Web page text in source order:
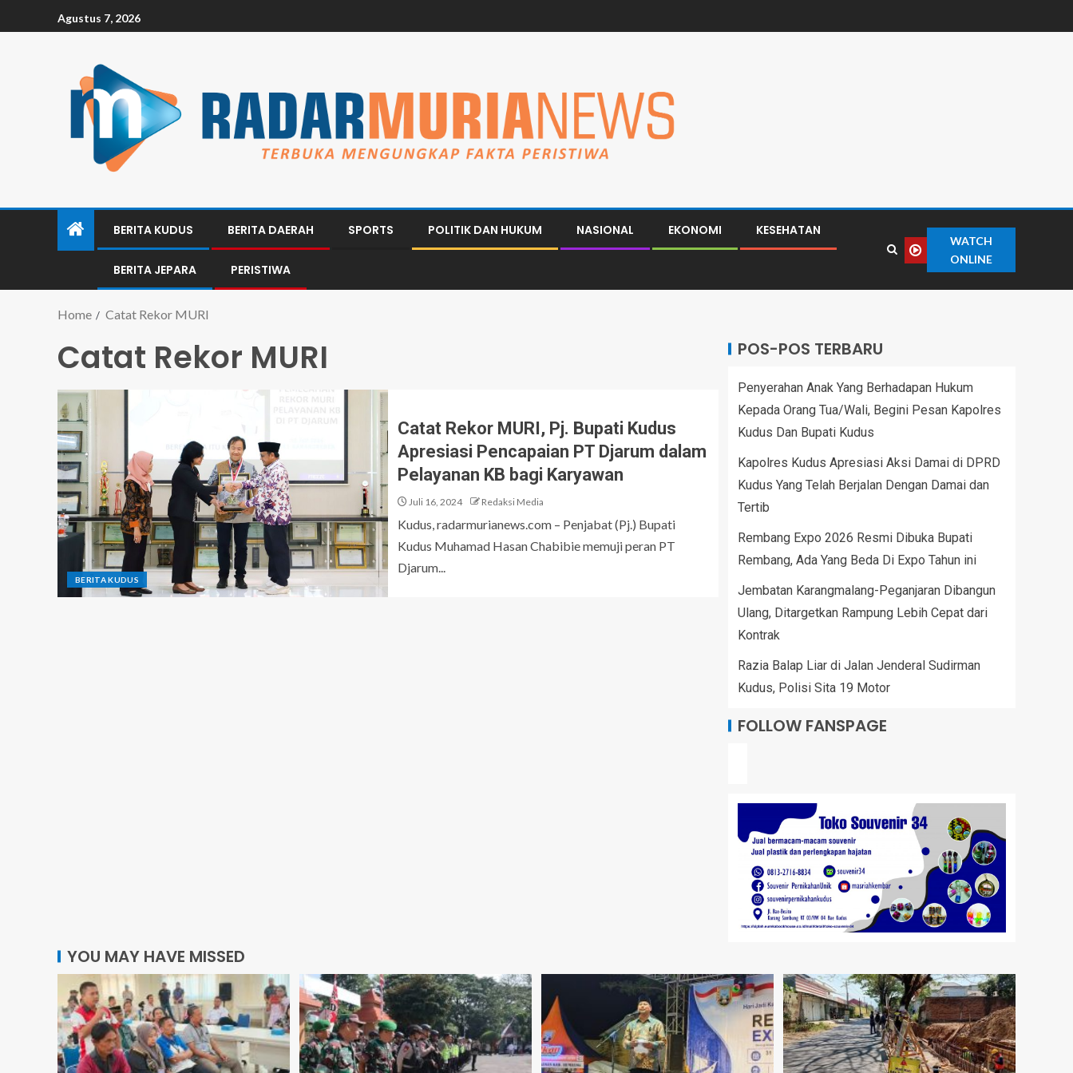
Agustus 7, 2026
BERITA KUDUS BERITA DAERAH SPORTS POLITIK DAN HUKUM NASIONAL EKONOMI KESEHATAN
BERITA JEPARA PERISTIWA
WATCH
ONLINE
Home Catat Rekor MURI
Catat Rekor MURI
BERITA KUDUS
Catat Rekor MURI, Pj. Bupati Kudus
Apresiasi Pencapaian PT Djarum dalam
Pelayanan KB bagi Karyawan
Juli 16, 2024 Redaksi Media
Kudus, radarmurianews.com – Penjabat (Pj.) Bupati
Kudus Muhamad Hasan Chabibie memuji peran PT
Djarum...
POS-POS TERBARU
Penyerahan Anak Yang Berhadapan Hukum
Kepada Orang Tua/Wali, Begini Pesan Kapolres
Kudus Dan Bupati Kudus
Kapolres Kudus Apresiasi Aksi Damai di DPRD
Kudus Yang Telah Berjalan Dengan Damai dan
Tertib
Rembang Expo 2026 Resmi Dibuka Bupati
Rembang, Ada Yang Beda Di Expo Tahun ini
Jembatan Karangmalang-Peganjaran Dibangun
Ulang, Ditargetkan Rampung Lebih Cepat dari
Kontrak
Razia Balap Liar di Jalan Jenderal Sudirman
Kudus, Polisi Sita 19 Motor
FOLLOW FANSPAGE
YOU MAY HAVE MISSED